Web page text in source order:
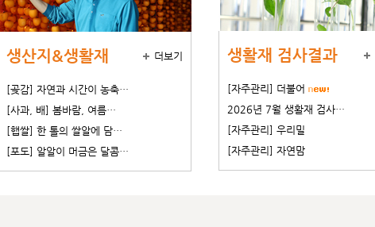
생산지&생활재
[곶감] 자연과 시간이 농축…
[사과, 배] 봄바람, 여름…
[햅쌀] 한 톨의 쌀알에 담…
[포도] 알알이 머금은 달콤…
더보기 생활재 검사결과
[자주관리] 더불어
2026년 7월 생활재 검사…
[자주관리] 우리밀
[자주관리] 자연맘